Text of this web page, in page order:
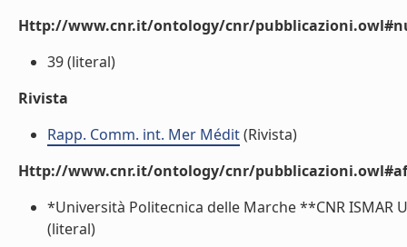
Http://www.cnr.it/ontology/cnr/
39 (literal)
Rivista
Rapp. Comm. int. Mer Médit(Rivista)
Http://www.cnr.it/ontology/cnr/
*Università Politecnica delle Marche **CNR ISMAR
(literal)